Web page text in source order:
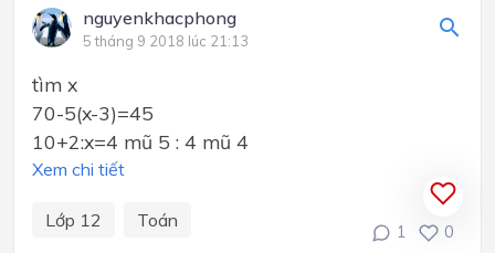
nguyenkhacphong
5 tháng 9 2018 lúc 21:13
tìm x
70-5(x-3)=45
10+2:x=4 mũ 5 : 4 mũ 4
Xem chi tiết
Lớp 12 Toán
1 0